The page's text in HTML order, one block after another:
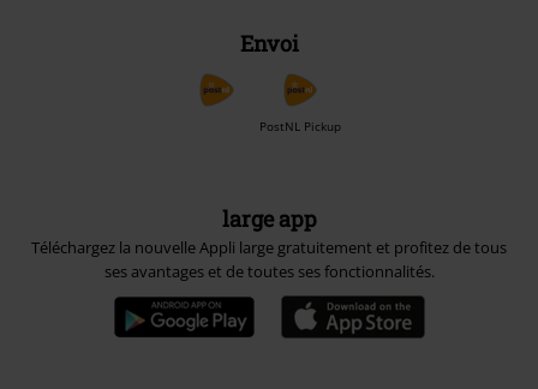
Envoi
PostNL Pickup
large app
Téléchargez la nouvelle Appli large gratuitement et profitez de tous
ses avantages et de toutes ses fonctionnalités.